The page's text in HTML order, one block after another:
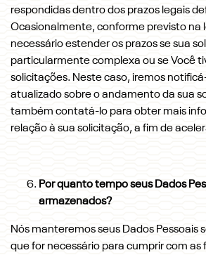
respondidas dentro dos prazos legais
Ocasionalmente, conforme previsto na
necessário estender os prazos se sua
particularmente complexa ou se Você
solicitações. Neste caso, iremos
atualizado sobre o andamento da sua
também contatá-lo para obter mais
relação à sua solicitação, a fim de
Por quanto tempo seus Dados
armazenados?
Nós manteremos seus Dados Pessoais
que for necessário para cumprir com as